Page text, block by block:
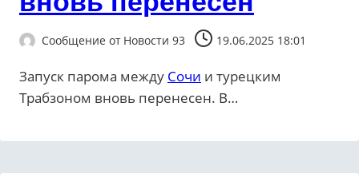
Сообщение от Новости 93 19.06.2025 18:01
Запуск парома между Сочи и турецким
Трабзоном вновь перенесен. В…